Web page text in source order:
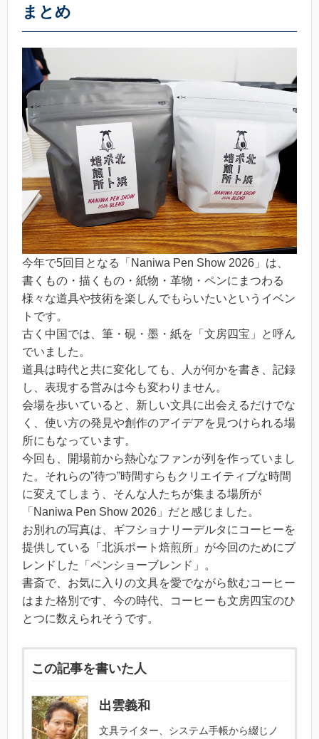
まとめ
今年で5回目となる「Naniwa Pen Show 2026」は、
書くもの・描くもの・紙物・革物・ペンにまつわる
様々な道具や技術を楽しんでもらいたいというイベン
トです。
古く中国では、筆・硯・墨・紙を「文房四宝」と呼ん
でいました。
道具は時代と共に変化しても、人が何かを書き、記録
し、表現する営みは今も変わりません。
会場を歩いていると、新しい文具に出会えるだけでな
く、使い方の発見や創作のアイデアを見つけられる場
所にもなっています。
今回も、開場前から熱心なファンが列を作っていまし
た。それらの”待つ”時間すらもクリエイティブな時間
に変えてしまう、そんな人たちが集まる場所が
「Naniwa Pen Show 2026」だと感じました。
お別れの写真は、ギフショナリーデルタにコーヒーを
提供している「北浜ポート焙煎所」が今回のためにブ
レンドした「ペンショーブレンド」。
書斎で、お気に入りの文具を愛でながら飲むコーヒー
はまた格別です、今の時代、コーヒーも文房四宝のひ
とつに数えられそうです。
この記事を書いた人
出雲義和
文具ライター、システム手帳から綴じノ